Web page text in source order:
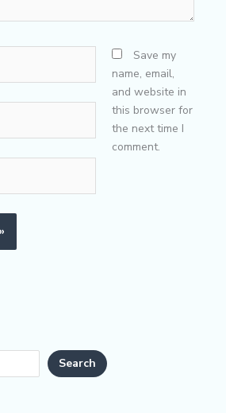
Save my
name, email,
and website in
this browser for
the next time I
comment.
Search